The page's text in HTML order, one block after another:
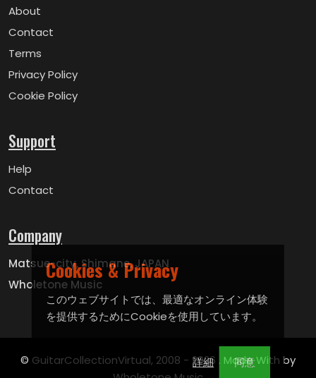
About
Contact
Terms
Privacy Policy
Cookie Policy
Support
Help
Contact
Company
Matsue-city, Shimane, JAPAN
Wholetone Music
© GuitarCollectionVirtual, 2008 - 2026 . Made With by
Cookies & Privacy
このウェブサイトでは、最適なオンライン体験
を提供するためにCookieを使用しています。
詳細 同意